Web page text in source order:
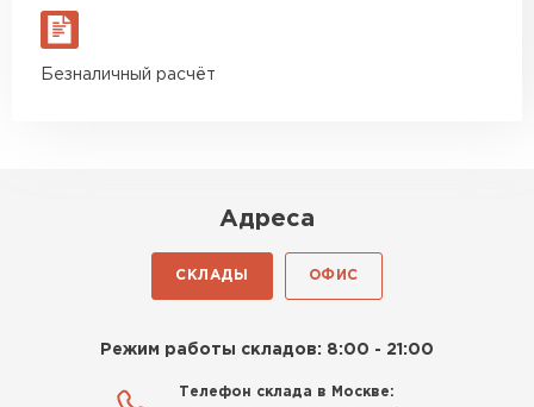
Безналичный расчёт
Адреса
СКЛАДЫ ОФИС
Режим работы складов: 8:00 - 21:00
Телефон склада в Москве: